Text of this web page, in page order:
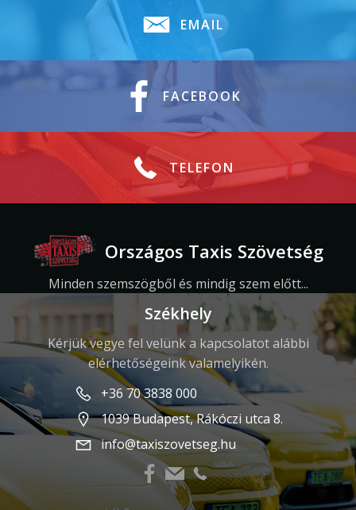
EMAIL
FACEBOOK
TELEFON
Országos Taxis Szövetség
Minden szemszögből és mindig szem előtt...
Székhely
Kérjük vegye fel velünk a kapcsolatot alábbi
elérhetőségeink valamelyikén.
+36 70 3838 000
1039 Budapest, Rákóczi utca 8.
info@taxiszovetseg.hu